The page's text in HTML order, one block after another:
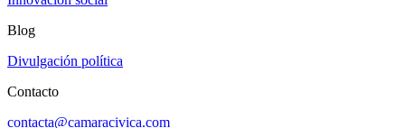
Blog
Divulgación política
Contacto
contacta@camaracivica.com